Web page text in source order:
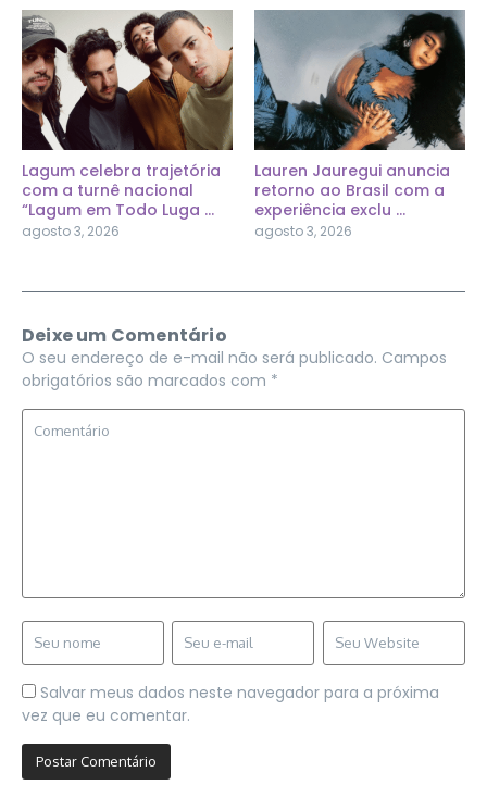
Lagum celebra trajetória
com a turnê nacional
“Lagum em Todo Luga ...
agosto 3, 2026
Lauren Jauregui anuncia
retorno ao Brasil com a
experiência exclu ...
agosto 3, 2026
Deixe um Comentário
O seu endereço de e-mail não será publicado. Campos
obrigatórios são marcados com *
Salvar meus dados neste navegador para a próxima
vez que eu comentar.